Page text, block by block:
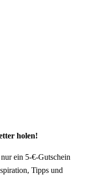
holen!
ein 5-€-Gutschein
Tipps und